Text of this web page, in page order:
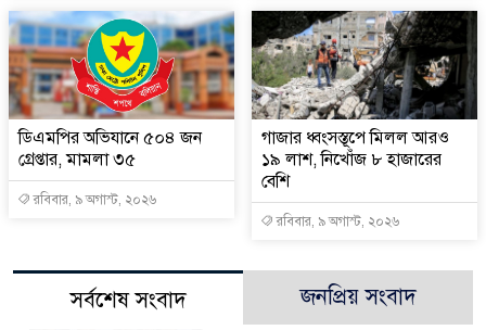
ডিএমপির অভিযানে ৫০৪ জন
গ্রেপ্তার, মামলা ৩৫
রবিবার, ৯ অগাস্ট, ২০২৬
গাজার ধ্বংসস্তূপে মিলল আরও
১৯ লাশ, নিখোঁজ ৮ হাজারের
বেশি
রবিবার, ৯ অগাস্ট, ২০২৬
সর্বশেষ সংবাদ জনপ্রিয় সংবাদ